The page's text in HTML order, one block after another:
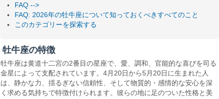
FAQ -->
FAQ: 2026年の牡牛座について知っておくべきすべてのこと
このカテゴリーを探索する
牡牛座の特徴
牡牛座は黄道十二宮の2番目の星座で、愛、調和、官能的な喜びを司る
金星によって支配されています。4月20日から5月20日に生まれた人
は、静かな力、揺るぎない信頼性、そして物質的・感情的な安心を深
く求める気持ちで特徴付けられます。彼らの地に足のついた性格と美